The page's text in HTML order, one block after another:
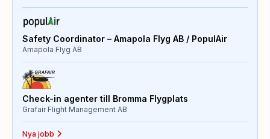
Safety Coordinator – Amapola Flyg AB / PopulAir
Amapola Flyg AB
Check-in agenter till Bromma Flygplats
Grafair Flight Management AB
Nya jobb